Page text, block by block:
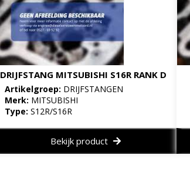
DRIJFSTANG MITSUBISHI S16R RANK D
Artikelgroep: DRIJFSTANGEN
Merk: MITSUBISHI
Type: S12R/S16R
Bekijk product